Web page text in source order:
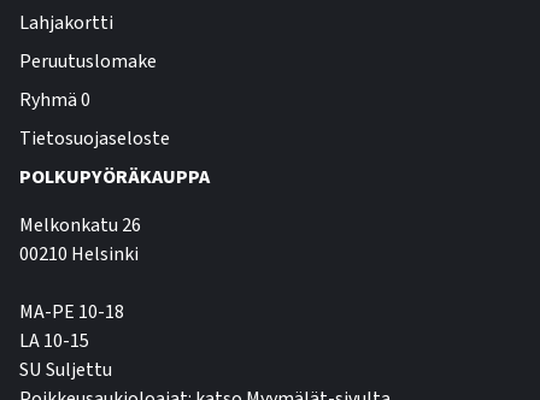
Lahjakortti
Peruutuslomake
Ryhmä 0
Tietosuojaseloste
POLKUPYÖRÄKAUPPA
Melkonkatu 26
00210 Helsinki
MA-PE 10-18
LA 10-15
SU Suljettu